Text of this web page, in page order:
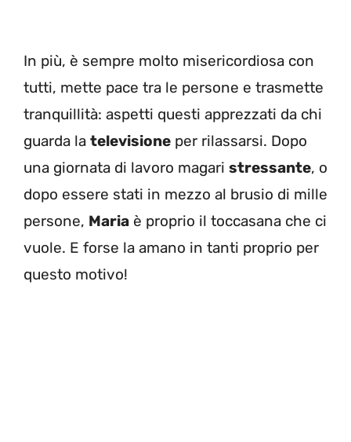
In più, è sempre molto misericordiosa con
tutti, mette pace tra le persone e trasmette
tranquillità: aspetti questi apprezzati da chi
guarda la televisione per rilassarsi. Dopo
una giornata di lavoro magari stressante, o
dopo essere stati in mezzo al brusio di mille
persone, Maria è proprio il toccasana che ci
vuole. E forse la amano in tanti proprio per
questo motivo!